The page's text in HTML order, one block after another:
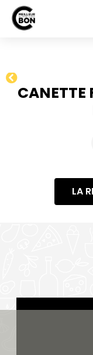
CANETTE
LA